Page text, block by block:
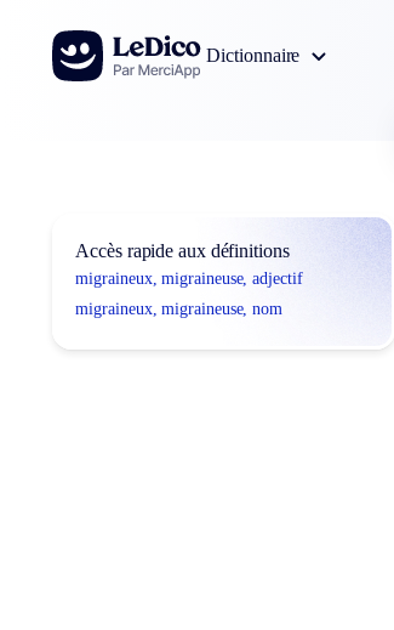
Aller au contenu
Dictionnaire
Accès rapide aux définitions
migraineux, migraineuse, adjectif
migraineux, migraineuse, nom